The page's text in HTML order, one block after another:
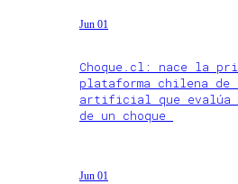
Jun 01
Choque.cl: nace la
plataforma chilena
artificial que evalúa
de un choque
Jun 01